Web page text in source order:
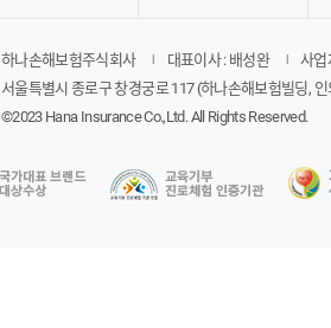
하나손해보험주식회사 대표이사 : 배성완
사업
서울특별시 종로구 창경궁로 117 (하나손해보험빌딩,
©2023 Hana Insurance Co.,Ltd. All Rights Reserved.